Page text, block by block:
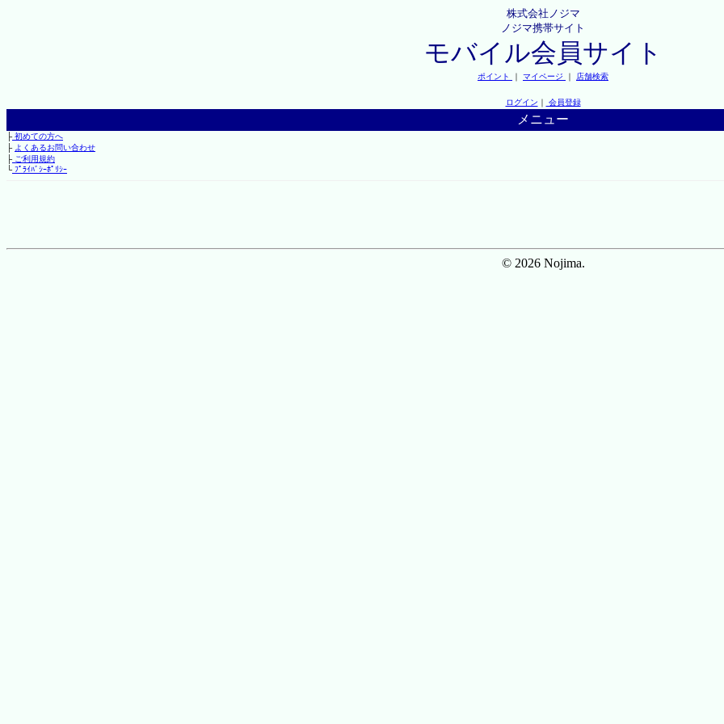
株式会社ノジマ
ノジマ携帯サイト
モバイル会員サイト
ポイント ｜ マイページ ｜ 店舗検索
ログイン ｜ 会員登録
メニュー
├初めての方へ
├ よくあるお問い合わせ
├ご利用規約
└ﾌﾟﾗｲﾊﾞｼｰﾎﾟﾘｼｰ
© 2026 Nojima.